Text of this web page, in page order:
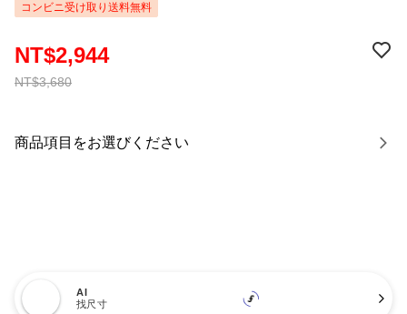
コンビニ受け取り送料無料
NT$3,680
NT$2,944
商品項目をお選びください
AI
找尺寸